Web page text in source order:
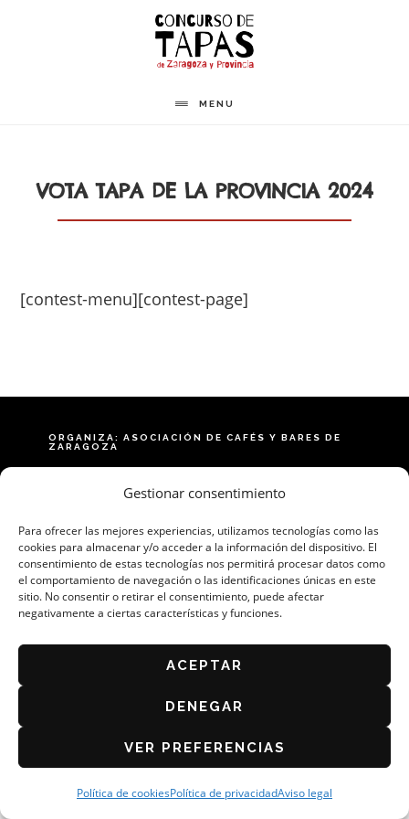
Gestionar consentimiento
Para ofrecer las mejores experiencias, utilizamos tecnologías como las
cookies para almacenar y/o acceder a la información del dispositivo. El
consentimiento de estas tecnologías nos permitirá procesar datos como
el comportamiento de navegación o las identificaciones únicas en este
sitio. No consentir o retirar el consentimiento, puede afectar
negativamente a ciertas características y funciones.
ACEPTAR
DENEGAR
VER PREFERENCIAS
Política de cookiesPolítica de privacidadAviso legal
MENU
VOTA TAPA DE LA PROVINCIA 2024
[contest-menu][contest-page]
ORGANIZA: ASOCIACIÓN DE CAFÉS Y BARES DE
ZARAGOZA
BASES DEL CONCURSO 2026
POLÍTICA DE COOKIES (UE)